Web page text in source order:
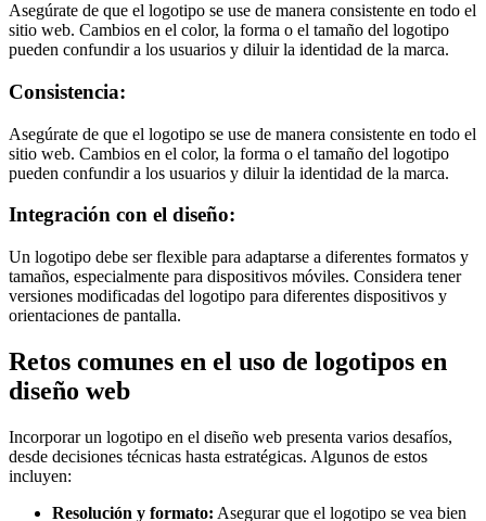
Asegúrate de que el logotipo se use de manera consistente en todo el
sitio web. Cambios en el color, la forma o el tamaño del logotipo
pueden confundir a los usuarios y diluir la identidad de la marca.
Consistencia:
Asegúrate de que el logotipo se use de manera consistente en todo el
sitio web. Cambios en el color, la forma o el tamaño del logotipo
pueden confundir a los usuarios y diluir la identidad de la marca.
Integración con el diseño:
Un logotipo debe ser flexible para adaptarse a diferentes formatos y
tamaños, especialmente para dispositivos móviles. Considera tener
versiones modificadas del logotipo para diferentes dispositivos y
orientaciones de pantalla.
Retos comunes en el uso de logotipos en
diseño web
Incorporar un logotipo en el diseño web presenta varios desafíos,
desde decisiones técnicas hasta estratégicas. Algunos de estos
incluyen:
Resolución y formato: Asegurar que el logotipo se vea bien